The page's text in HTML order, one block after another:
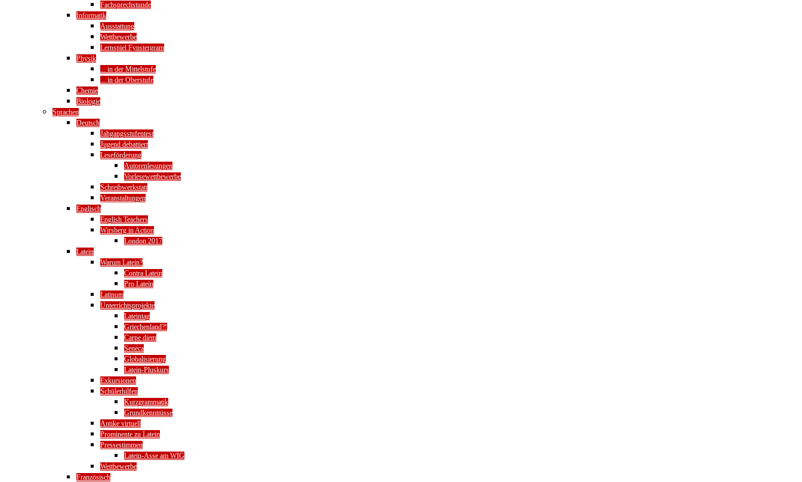
Fachsprechstunde
Informatik
Ausstattung
Wettbewerbe
Lernspiel Fynstergram
Physik
... in der Mittelstufe
... in der Oberstufe
Chemie
Biologie
Sprachen
Deutsch
Jahgangsstufentest
Jugend debattiert
Leseförderung
Autorenlesungen
Vorlesewettbewerbe
Schreibwerkstatt
Veranstaltungen
Englisch
English Teachers
Wirsberg in Action
London 2017
Latein
Warum Latein?
Contra Latein
Pro Latein
Latinum
Unterrichtsprojekte
Lateintag
Griechenland?!
Carpe diem
Seneca
Globalisierung
Latein-Pluskurs
Exkursionen
Schülerhilfen
Kurzgrammatik
Grundkenntnisse
Antike virtuell
Prominente zu Latein
Pressestimmen
Latein-Asse am WIG
Wettbewerbe
Französisch